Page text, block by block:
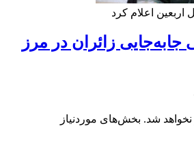
اعلام کرد
جابه‌جایی زائران در مرز
شد. بخش‌های موردنیاز